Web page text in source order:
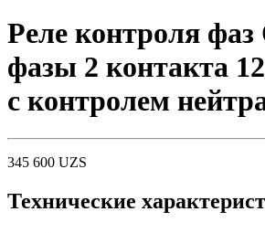
Реле контроля фаз
фазы 2 контакта
с контролем
345 600 UZS
Технические